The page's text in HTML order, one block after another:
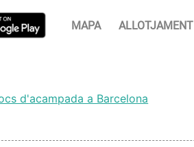
MAPA ALLOTJAMENT
d'acampada a Barcelona